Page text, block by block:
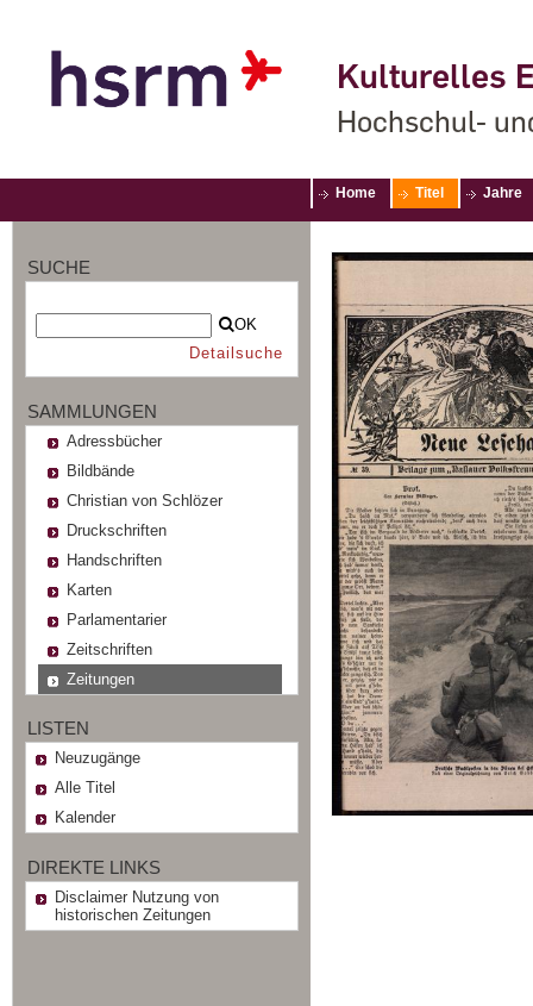
Kulturelles
Hochschul-
Home Titel Jahre
SUCHE
OK
Detailsuche
SAMMLUNGEN
Adressbücher
Bildbände
Christian von Schlözer
Druckschriften
Handschriften
Karten
Parlamentarier
Zeitschriften
Zeitungen
LISTEN
Neuzugänge
Alle Titel
Kalender
DIREKTE LINKS
Disclaimer Nutzung von
historischen Zeitungen